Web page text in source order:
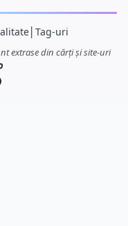
│ Tag-uri
extrase din cărți și site-uri